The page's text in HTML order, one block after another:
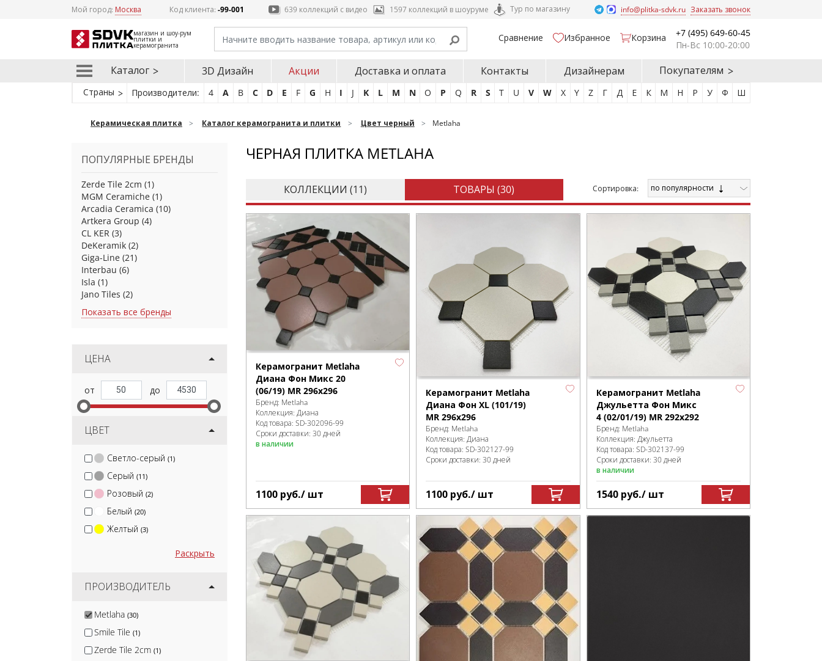
Мой город: Москва Код клиента:-99-001 639 коллекций с видео 1597 коллекций в шоуруме Тур по магазину info@plitka-sdvk.ru Заказать звонок
магазин и шоу-рум
плитки и
керамогранита
Сравнение Избранное Корзина
+7 (495) 649-60-45
Пн-Вс 10:00-20:00
Каталог 3D Дизайн Акции Доставка и оплата Контакты Дизайнерам Покупателям
Страны Производители: 4 A B C D E F G H I J K L M N O P Q R S T U V W X Y Z Г Д Е К М Н Р У Ф Ш
Керамическая плитка Каталог керамогранита и плитки Цвет черный Metlaha
ПОПУЛЯРНЫЕ БРЕНДЫ
Zerde Tile 2cm (1)
MGM Ceramiche (1)
Arcadia Ceramica (10)
Artkera Group (4)
CL KER (3)
DeKeramik (2)
Giga-Line (21)
Interbau (6)
Isla (1)
Jano Tiles (2)
Показать все бренды
ЦЕНА
ЦВЕТ
Светло-серый (1)
Серый (11)
Розовый (2)
Белый (20)
Желтый (3)
Раскрыть
ПРОИЗВОДИТЕЛЬ
Metlaha (30)
Smile Tile (1)
Zerde Tile 2cm (1)
ЧЕРНАЯ ПЛИТКА METLAHA
КОЛЛЕКЦИИ (11) ТОВАРЫ (30) Cортировка: по популярности
Керамогранит Metlaha
Диана Фон Микс 20
(06/19) MR 296х296
Бренд: Metlaha
Коллекция: Диана
Код товара: SD-302096-99
Сроки доставки: 30 дней
в наличии
1100 руб./ шт
Керамогранит Metlaha
Диана Фон XL (101/19)
MR 296х296
Бренд: Metlaha
Коллекция:Диана
Код товара:SD-302127-99
Сроки доставки: 30 дней
1100 руб./ шт
Керамогранит Metlaha
Джульетта Фон Микс
4 (02/01/19) MR 292х292
Бренд: Metlaha
Коллекция: Джульетта
Код товара: SD-302137-99
Сроки доставки: 30 дней
в наличии
1540 руб./ шт